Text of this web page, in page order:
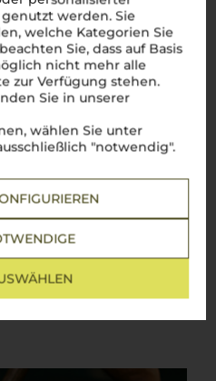
werden. Sie
welche Kategorien Sie
Sie, dass auf Basis
nicht mehr alle
zur Verfügung stehen.
Sie in unserer
wählen Sie unter
"notwendig".
von Verona
Weinregionen
Verona und bezaubert mit
und ihren facettenreichen
des Po erstreckt, ist
Rotweine. Hergestellt aus
- und Ripasso-Weinen. Ein
nicht nur die reiche
auch das Lebensgefühl
zu einem herzhaften
–Valpolicellabringt die